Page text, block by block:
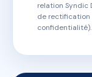
relation Syndic
de
confidentialité).